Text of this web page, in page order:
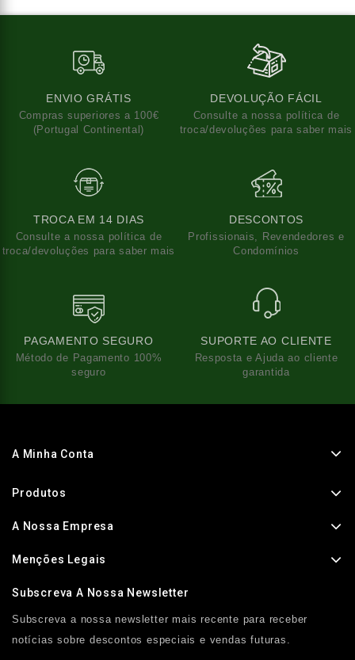
ENVIO GRÁTIS
Compras superiores a 100€
(Portugal Continental)
DEVOLUÇÃO FÁCIL
Consulte a nossa política de
troca/devoluções para saber mais
TROCA EM 14 DIAS
Consulte a nossa política de
troca/devoluções para saber mais
DESCONTOS
Profissionais, Revendedores e
Condomínios
PAGAMENTO SEGURO
Método de Pagamento 100%
seguro
SUPORTE AO CLIENTE
Resposta e Ajuda ao cliente
garantida
A Minha Conta
Produtos
A Nossa Empresa
Menções Legais
Subscreva A Nossa Newsletter
Subscreva a nossa newsletter mais recente para receber
notícias sobre descontos especiais e vendas futuras.